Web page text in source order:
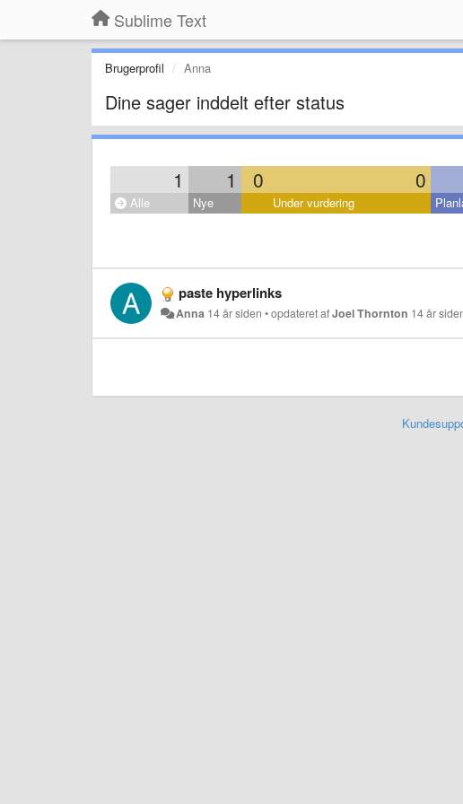
Sublime Text
Brugerprofil Anna
Dine sager inddelt efter status
1 1 0 0
Alle Nye Under vurdering
paste hyperlinks
Anna 14 år siden •opdateret afJoel Thornton 14 år